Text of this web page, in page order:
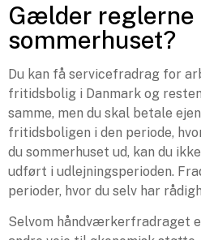
Gælder reglerne
sommerhuset?
Du kan få servicefradrag for
fritidsbolig i Danmark og
samme, men du skal betale
fritidsboligen i den periode,
du sommerhuset ud, kan du
udført i udlejningsperioden.
perioder, hvor du selv har
Selvom håndværkerfradraget